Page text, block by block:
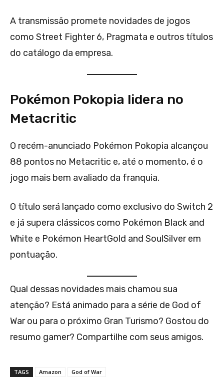
A transmissão promete novidades de jogos
como Street Fighter 6, Pragmata e outros títulos
do catálogo da empresa.
Pokémon Pokopia lidera no
Metacritic
O recém-anunciado Pokémon Pokopia alcançou
88 pontos no Metacritic e, até o momento, é o
jogo mais bem avaliado da franquia.
O título será lançado como exclusivo do Switch 2
e já supera clássicos como Pokémon Black and
White e Pokémon HeartGold and SoulSilver em
pontuação.
Qual dessas novidades mais chamou sua
atenção? Está animado para a série de God of
War ou para o próximo Gran Turismo? Gostou do
resumo gamer? Compartilhe com seus amigos.
TAGS Amazon God of War